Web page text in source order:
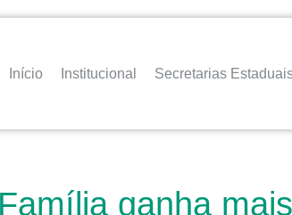
Início Institucional Secretarias
ganha